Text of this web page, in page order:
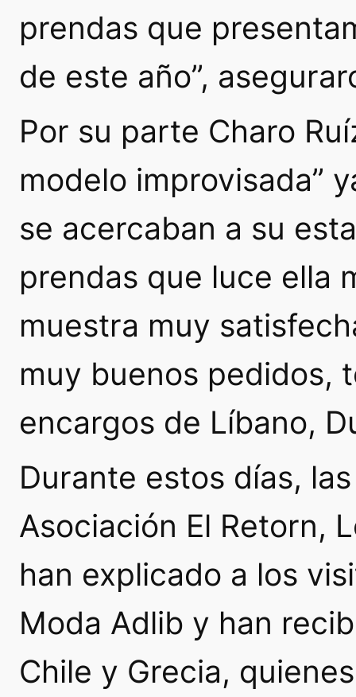
prendas que
de este año”,
Por su parte Charo
modelo improvisada”
se acercaban a su
prendas que luce ella
muestra muy
muy buenos pedidos,
encargos de Líbano,
Durante estos días,
Asociación El Retorn,
han explicado a los
Moda Adlib y han
Chile y Grecia,